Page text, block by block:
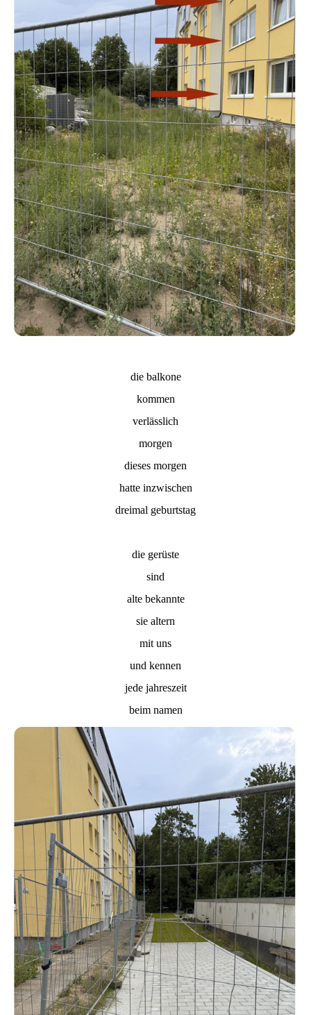
die balkone
kommen
verlässlich
morgen
dieses morgen
hatte inzwischen
dreimal geburtstag
die gerüste
sind
alte bekannte
sie altern
mit uns
und kennen
jede jahreszeit
beim namen